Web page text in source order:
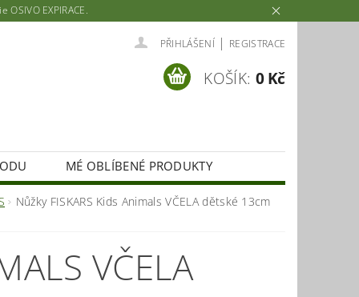
EXPIRACE.
PŘIHLÁŠENÍ | REGISTRACE
KOŠÍK: 0 Kč
MÉ OBLÍBENÉ PRODUKTY
Nůžky FISKARS Kids Animals VČELA dětské 13cm
VČELA